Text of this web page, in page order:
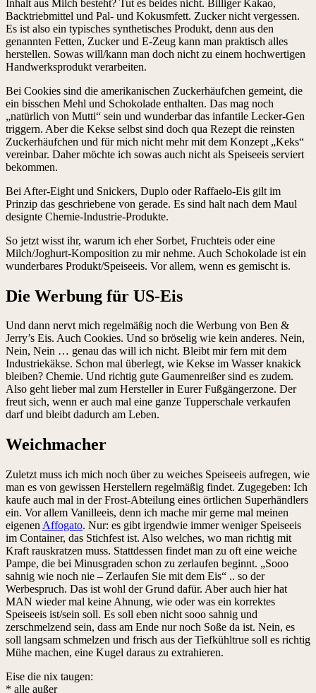
Inhalt aus Milch besteht? Tut es beides nicht. Billiger Kakao,
Backtriebmittel und Pal- und Kokusmfett. Zucker nicht vergessen.
Es ist also ein typisches synthetisches Produkt, denn aus den
genannten Fetten, Zucker und E-Zeug kann man praktisch alles
herstellen. Sowas will/kann man doch nicht zu einem hochwertigen
Handwerksprodukt verarbeiten.
Bei Cookies sind die amerikanischen Zuckerhäufchen gemeint, die
ein bisschen Mehl und Schokolade enthalten. Das mag noch
„natürlich von Mutti“ sein und wunderbar das infantile Lecker-Gen
triggern. Aber die Kekse selbst sind doch qua Rezept die reinsten
Zuckerhäufchen und für mich nicht mehr mit dem Konzept „Keks“
vereinbar. Daher möchte ich sowas auch nicht als Speiseeis serviert
bekommen.
Bei After-Eight und Snickers, Duplo oder Raffaelo-Eis gilt im
Prinzip das geschriebene von gerade. Es sind halt nach dem Maul
designte Chemie-Industrie-Produkte.
So jetzt wisst ihr, warum ich eher Sorbet, Fruchteis oder eine
Milch/Joghurt-Komposition zu mir nehme. Auch Schokolade ist ein
wunderbares Produkt/Speiseeis. Vor allem, wenn es gemischt is.
Die Werbung für US-Eis
Und dann nervt mich regelmäßig noch die Werbung von Ben &
Jerry’s Eis. Auch Cookies. Und so bröselig wie kein anderes. Nein,
Nein, Nein … genau das will ich nicht. Bleibt mir fern mit dem
Industriekäkse. Schon mal überlegt, wie Kekse im Wasser knakick
bleiben? Chemie. Und richtig gute Gaumenreißer sind es zudem.
Also geht lieber mal zum Hersteller in Eurer Fußgängerzone. Der
freut sich, wenn er auch mal eine ganze Tupperschale verkaufen
darf und bleibt dadurch am Leben.
Weichmacher
Zuletzt muss ich mich noch über zu weiches Speiseeis aufregen, wie
man es von gewissen Herstellern regelmäßig findet. Zugegeben: Ich
kaufe auch mal in der Frost-Abteilung eines örtlichen Superhändlers
ein. Vor allem Vanilleeis, denn ich mache mir gerne mal meinen
eigenen Affogato. Nur: es gibt irgendwie immer weniger Speiseeis
im Container, das Stichfest ist. Also welches, wo man richtig mit
Kraft rauskratzen muss. Stattdessen findet man zu oft eine weiche
Pampe, die bei Minusgraden schon zu zerlaufen beginnt. „Sooo
sahnig wie noch nie – Zerlaufen Sie mit dem Eis“ .. so der
Werbespruch. Das ist wohl der Grund dafür. Aber auch hier hat
MAN wieder mal keine Ahnung, wie oder was ein korrektes
Speiseeis ist/sein soll. Es soll eben nicht sooo sahnig und
zerschmelzend sein, dass am Ende nur noch Soße da ist. Nein, es
soll langsam schmelzen und frisch aus der Tiefkühltrue soll es richtig
Mühe machen, eine Kugel daraus zu extrahieren.
Eise die nix taugen:
* alle außer